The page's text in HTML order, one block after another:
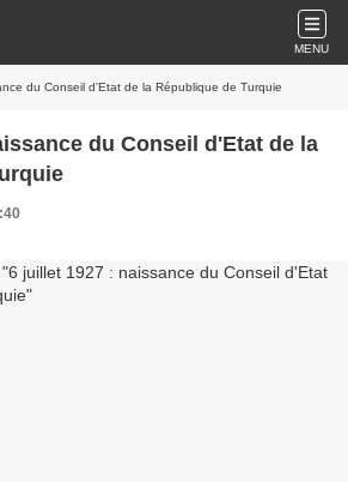
MENU
du Conseil d'Etat de la République de Turquie
du Conseil d'Etat de la